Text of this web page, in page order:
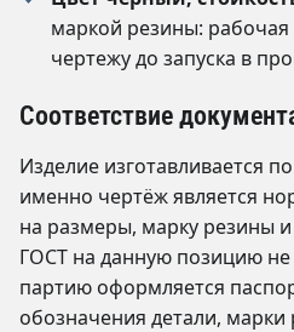
маркой резины: рабочая
чертежу до запуска в
Соответствие
Изделие изготавливается по
именно чертёж является
на размеры, марку резины
ГОСТ на данную позицию
партию оформляется
обозначения детали,